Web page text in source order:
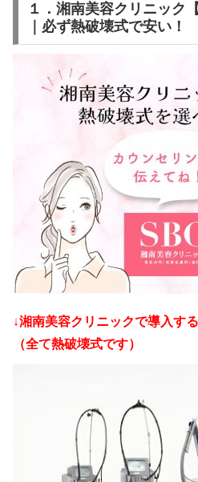
１．湘南美容クリニック
｜必ず熱破壊式で安い！
↓湘南美容クリニックで導入す
（全て熱破壊式です）